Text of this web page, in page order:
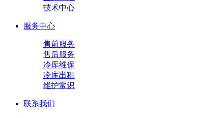
技术中心
服务中心
售前服务
售后服务
冷库维保
冷库出租
维护常识
联系我们